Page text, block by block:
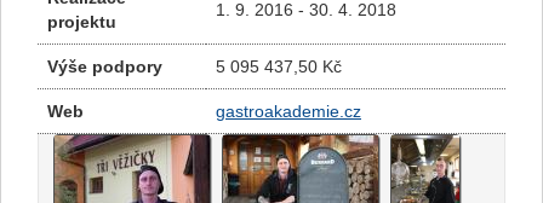
projektu
1. 9. 2016 - 30. 4. 2018
Výše podpory 5 095 437,50 Kč
Web gastroakademie.cz